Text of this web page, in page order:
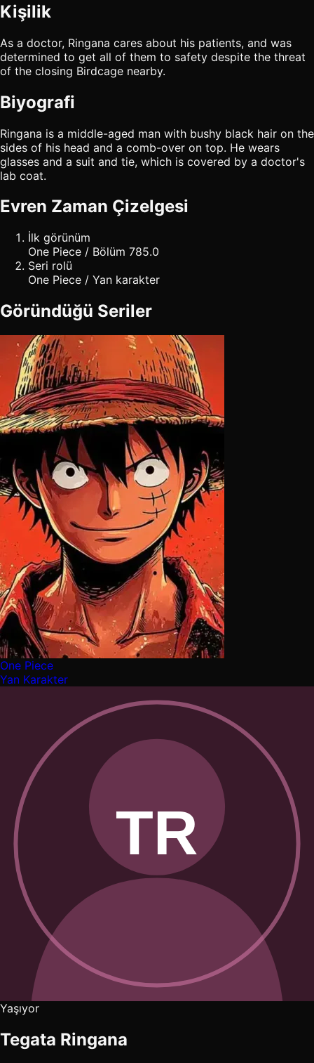
Kişilik
As a doctor, Ringana cares about his patients, and was
determined to get all of them to safety despite the threat
of the closing Birdcage nearby.
Biyografi
Ringana is a middle-aged man with bushy black hair on the
sides of his head and a comb-over on top. He wears
glasses and a suit and tie, which is covered by a doctor's
lab coat.
Evren Zaman Çizelgesi
İlk görünüm
One Piece / Bölüm 785.0
Seri rolü
One Piece / Yan karakter
Göründüğü Seriler
One Piece
Yan Karakter
Yaşıyor
Tegata Ringana